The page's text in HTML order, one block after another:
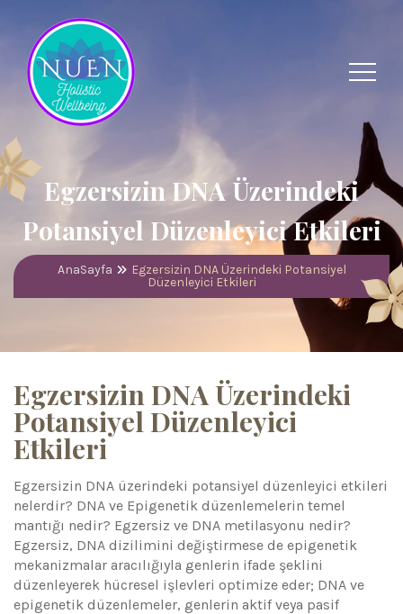
Egzersizin DNA Üzerindeki
Potansiyel Düzenleyici Etkileri
AnaSayfa
Egzersizin DNA Üzerindeki Potansiyel
Düzenleyici Etkileri
Egzersizin DNA Üzerindeki
Potansiyel Düzenleyici
Etkileri
Egzersizin DNA üzerindeki potansiyel düzenleyici etkileri
nelerdir? DNA ve Epigenetik düzenlemelerin temel
mantığı nedir? Egzersiz ve DNA metilasyonu nedir?
Egzersiz, DNA dizilimini değiştirmese de epigenetik
mekanizmalar aracılığıyla genlerin ifade şeklini
düzenleyerek hücresel işlevleri optimize eder; DNA ve
epigenetik düzenlemeler, genlerin aktif veya pasif